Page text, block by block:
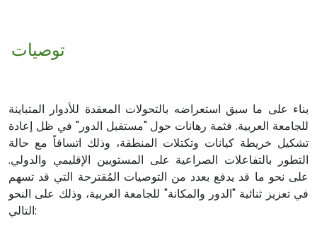
توصيات
بناء على ما سبق استعراضه بالتحولات المعقدة للأدوار المتباينة
للجامعة العربية. فثمة رهانات حول "مستقبل الدور" في ظل إعادة
تشكيل خريطة كيانات وتكتلات المنطقة، وذلك اتساقاً مع حالة
التطور بالتفاعلات الصراعية على المستويين الإقليمي والدولي.
على نحو ما قد يدفع بعدد من التوصيات المُقترحة التي قد تسهم
في تعزيز ثنائية "الدور والمكانة" للجامعة العربية، وذلك على النحو
التالي: